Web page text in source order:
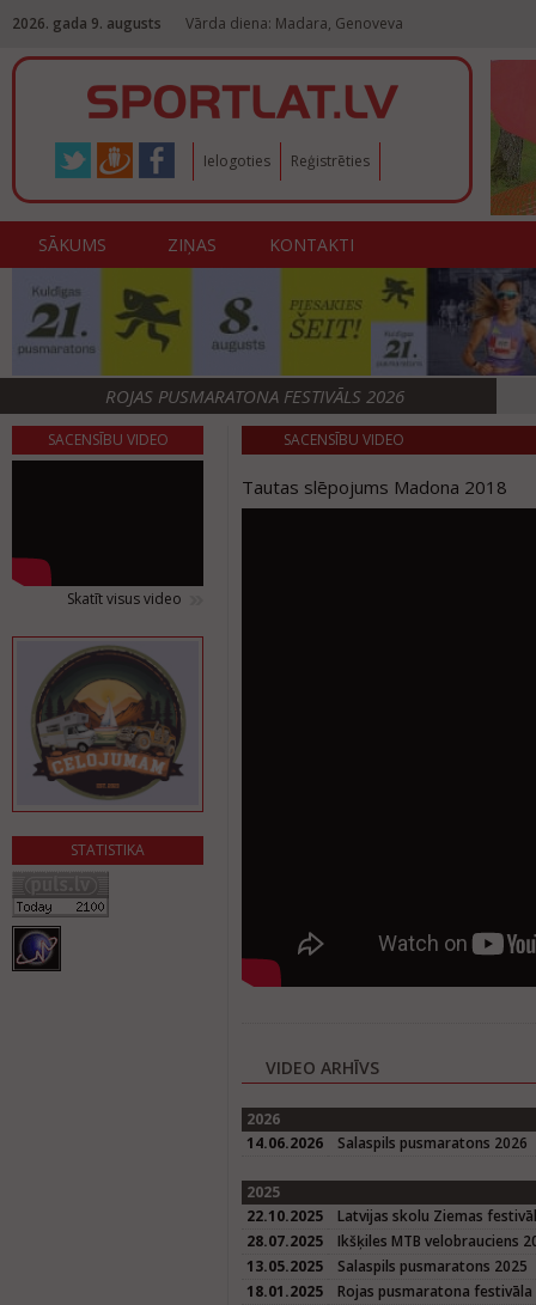
2026. gada 9. augusts Vārda diena: Madara, Genoveva
Ielogoties Reģistrēties
SĀKUMS ZIŅAS KONTAKTI
ROJAS PUSMARATONA FESTIVĀLS 2026
SACENSĪBU VIDEO
Skatīt visus video
STATISTIKA
SACENSĪBU VIDEO
Tautas slēpojums Madona 2018
VIDEO ARHĪVS
2026
14.06.2026
Salaspils pusmaratons 2026
2025
22.10.2025
Latvijas skolu Ziemas
28.07.2025
Ikšķiles MTB velobrauciens
13.05.2025
Salaspils pusmaratons 2025
18.01.2025
Rojas pusmaratona festivāla